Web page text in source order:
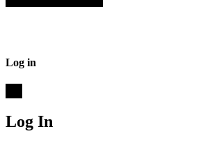
Log in
Log In